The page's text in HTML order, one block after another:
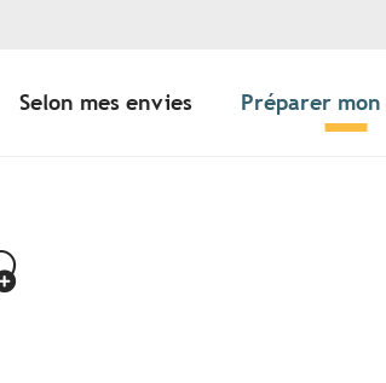
Selon mes envies Préparer
aux